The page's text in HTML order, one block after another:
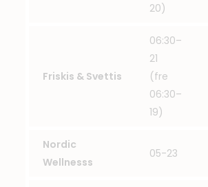
20)
Friskis & Svettis
06:30–
21
(fre
06:30–
19)
Nordic
Wellnesss
05-23